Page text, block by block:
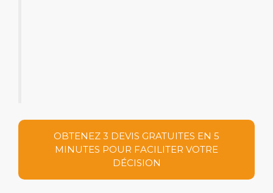
OBTENEZ 3 DEVIS GRATUITES EN 5
MINUTES POUR FACILITER VOTRE
DÉCISION